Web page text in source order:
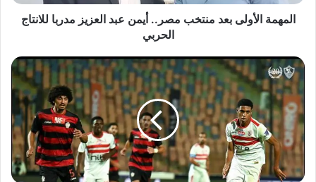
للانتاج
المهمة الأولى بعد منتخب مصر.. أيمن عبد العزيز مدربا للانتاج
الحربي
التعادل
السلبي
يحسم
نتيجة
مباراة
الزمالك
وبلدية
المحلة